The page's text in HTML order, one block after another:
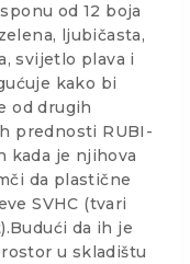
od 12 boja
ljubičasta,
svijetlo plava i
kako bi
od drugih
prednosti RUBI-
kada je njihova
da plastične
SVHC (tvari
da ih je
u skladištu